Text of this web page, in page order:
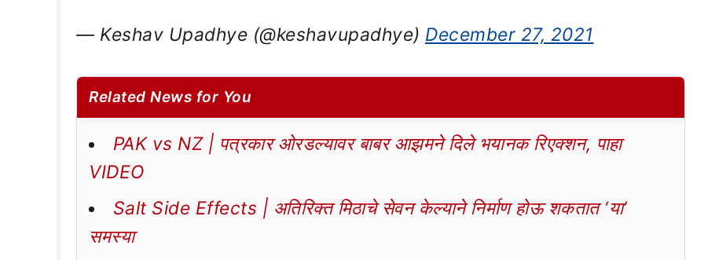
— Keshav Upadhye (@keshavupadhye) December 27, 2021
Related News for You
PAK vs NZ | पत्रकार ओरडल्यावर बाबर आझमने दिले भयानक रिएक्शन, पाहा
VIDEO
Salt Side Effects | अतिरिक्त मिठाचे सेवन केल्याने निर्माण होऊ शकतात ‘या’
समस्या